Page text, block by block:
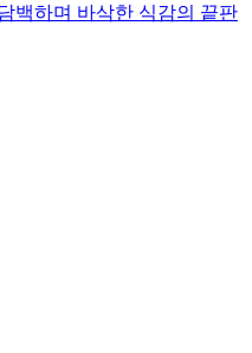
백하며 바삭한 식감의 끝판